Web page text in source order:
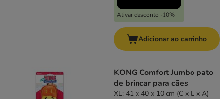
Ativar desconto -10%
Adicionar ao carrinho
KONG Comfort Jumbo pato
de brincar para cães
XL: 41 x 40 x 10 cm (C x L x A)